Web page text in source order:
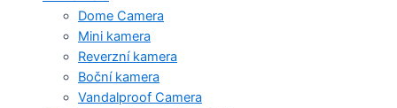
Dome Camera
Mini kamera
Reverzní kamera
Boční kamera
Vandalproof Camera